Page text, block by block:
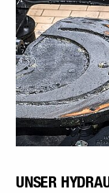
UNSER